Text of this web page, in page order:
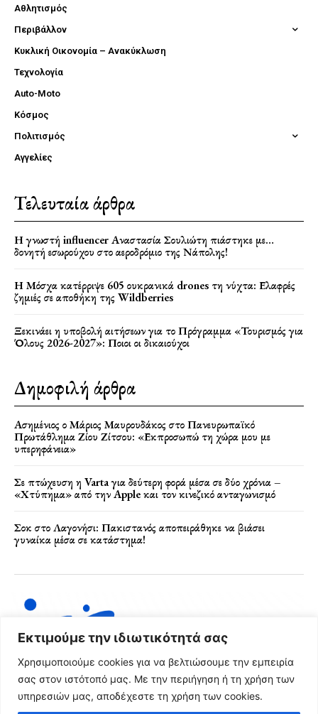
Εκτιμούμε την ιδιωτικότητά σας
Χρησιμοποιούμε cookies για να βελτιώσουμε την εμπειρία
σας στον ιστότοπό μας. Με την περιήγηση ή τη χρήση των
υπηρεσιών μας, αποδέχεστε τη χρήση των cookies.
Αθλητισμός
Περιβάλλον
Κυκλική Οικονομία – Ανακύκλωση
Τεχνολογία
Auto-Moto
Κόσμος
Πολιτισμός
Αγγελίες
Τελευταία άρθρα
Η γνωστή influencer Αναστασία Σουλιώτη πιάστηκε με…
δονητή εσωρούχου στο αεροδρόμιο της Νάπολης!
Η Μόσχα κατέρριψε 605 ουκρανικά drones τη νύχτα: Ελαφρές
ζημιές σε αποθήκη της Wildberries
Ξεκινάει η υποβολή αιτήσεων για το Πρόγραμμα «Τουρισμός για
Όλους 2026-2027»: Ποιοι οι δικαιούχοι
Δημοφιλή άρθρα
Ασημένιος ο Μάριος Μαυρουδάκος στο Πανευρωπαϊκό
Πρωτάθλημα Ζίου Ζίτσου: «Εκπροσωπώ τη χώρα μου με
υπερηφάνεια»
Σε πτώχευση η Varta για δεύτερη φορά μέσα σε δύο χρόνια –
«Χτύπημα» από την Apple και τον κινεζικό ανταγωνισμό
Σοκ στο Λαγονήσι: Πακιστανός αποπειράθηκε να βιάσει
γυναίκα μέσα σε κατάστημα!
Όροι Χρήσης & Πολιτική Απορρήτου